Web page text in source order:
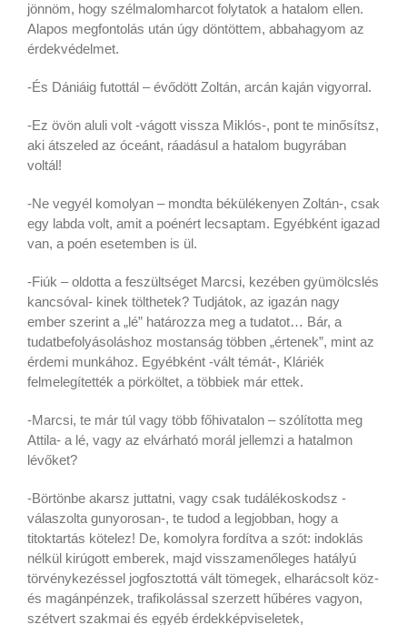
jönnöm, hogy szélmalomharcot folytatok a hatalom ellen.
Alapos megfontolás után úgy döntöttem, abbahagyom az
érdekvédelmet.
-És Dániáig futottál – évődött Zoltán, arcán kaján vigyorral.
-Ez övön aluli volt -vágott vissza Miklós-, pont te minősítsz,
aki átszeled az óceánt, ráadásul a hatalom bugyrában
voltál!
-Ne vegyél komolyan – mondta békülékenyen Zoltán-, csak
egy labda volt, amit a poénért lecsaptam. Egyébként igazad
van, a poén esetemben is ül.
-Fiúk – oldotta a feszültséget Marcsi, kezében gyümölcslés
kancsóval- kinek tölthetek? Tudjátok, az igazán nagy
ember szerint a „lé” határozza meg a tudatot… Bár, a
tudatbefolyásoláshoz mostanság többen „értenek”, mint az
érdemi munkához. Egyébként -vált témát-, Kláriék
felmelegítették a pörköltet, a többiek már ettek.
-Marcsi, te már túl vagy több főhivatalon – szólította meg
Attila- a lé, vagy az elvárható morál jellemzi a hatalmon
lévőket?
-Börtönbe akarsz juttatni, vagy csak tudálékoskodsz -
válaszolta gunyorosan-, te tudod a legjobban, hogy a
titoktartás kötelez! De, komolyra fordítva a szót: indoklás
nélkül kirúgott emberek, majd visszamenőleges hatályú
törvénykezéssel jogfosztottá vált tömegek, elharácsolt köz-
és magánpénzek, trafikolással szerzett hűbéres vagyon,
szétvert szakmai és egyéb érdekképviseletek,